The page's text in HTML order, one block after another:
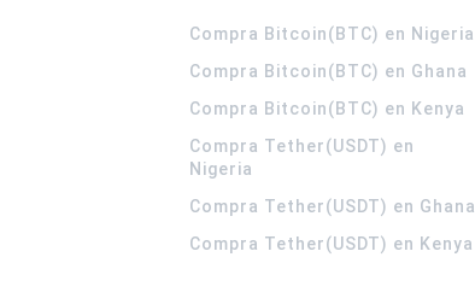
Compra Bitcoin(BTC) en Nigeria
Compra Bitcoin(BTC) en Ghana
Compra Bitcoin(BTC) en Kenya
Compra Tether(USDT) en
Nigeria
Compra Tether(USDT) en Ghana
Compra Tether(USDT) en Kenya